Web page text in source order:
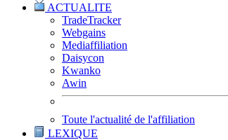
ACTUALITE
TradeTracker
Webgains
Mediaffiliation
Daisycon
Kwanko
Awin
Toute l'actualité de l'affiliation
LEXIQUE